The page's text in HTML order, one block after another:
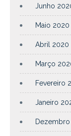
Junho
Maio 2020
Abril 2020
Março
Fevereiro
Janeiro
Dezembro